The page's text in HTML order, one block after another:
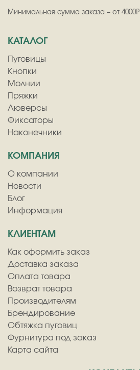
Минимальная сумма заказа – от 4000₽
КАТАЛОГ
Пуговицы
Кнопки
Молнии
Пряжки
Люверсы
Фиксаторы
Наконечники
КОМПАНИЯ
О компании
Новости
Блог
Информация
КЛИЕНТАМ
Как оформить заказ
Доставка заказа
Оплата товара
Возврат товара
Производителям
Брендирование
Обтяжка пуговиц
Фурнитура под заказ
Карта сайта